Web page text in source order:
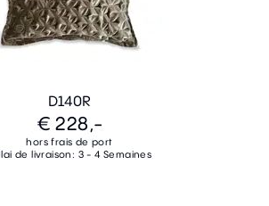
D140R
€ 228,-
hors frais de port
de livraison: 3 - 4 Semaines